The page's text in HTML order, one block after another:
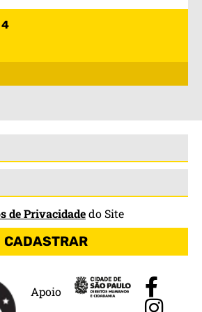
4
Apoio
de Privacidadedo Site
CADASTRAR